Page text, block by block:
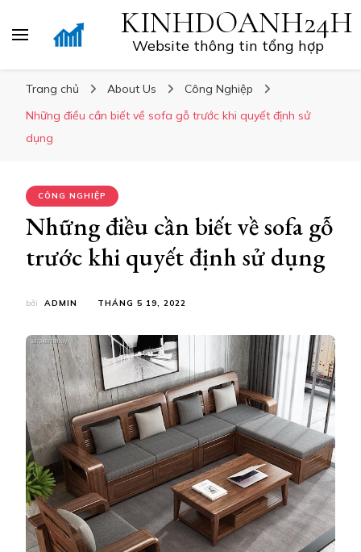
KINHDOANH24H
Website thông tin tổng hợp
Trang chủ About Us
Công Nghiệp
Những điều cần biết về sofa gỗ trước khi quyết định sử
dụng
CÔNG NGHIỆP
Những điều cần biết về sofa gỗ
trước khi quyết định sử dụng
bởi ADMIN THÁNG 5 19, 2022